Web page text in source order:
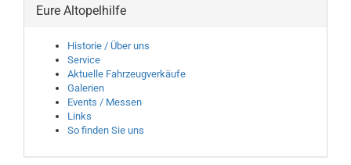
Eure Altopelhilfe
Historie / Über uns
Service
Aktuelle Fahrzeugverkäufe
Galerien
Events / Messen
Links
So finden Sie uns